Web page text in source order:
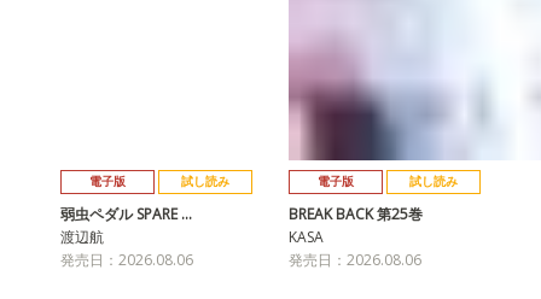
電子版 試し読み
弱虫ペダル SPARE …
渡辺航
発売日：2026.08.06
電子版 試し読み
BREAK BACK 第25巻
KASA
発売日：2026.08.06